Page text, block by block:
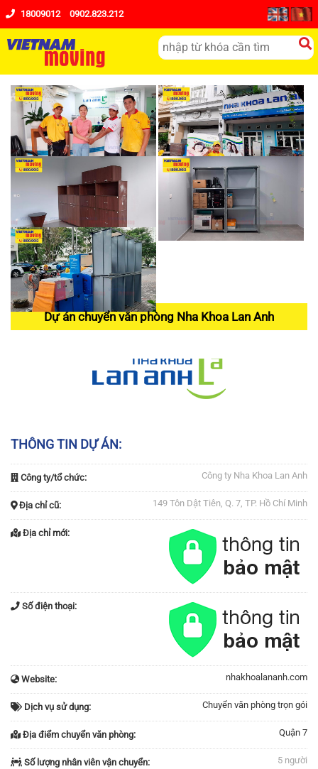
18009012 0902.823.212
Dự án chuyển văn phòng Nha Khoa Lan Anh
THÔNG TIN DỰ ÁN:
Công ty/tổ chức: Công ty Nha Khoa Lan Anh
Địa chỉ cũ: 149 Tôn Dật Tiên, Q. 7, TP. Hồ Chí Minh
Địa chỉ mới:
Số điện thoại:
Website: nhakhoalananh.com
Dịch vụ sử dụng: Chuyển văn phòng trọn gói
Địa điểm chuyển văn phòng: Quận 7
Số lượng nhân viên vận chuyển: 5 người